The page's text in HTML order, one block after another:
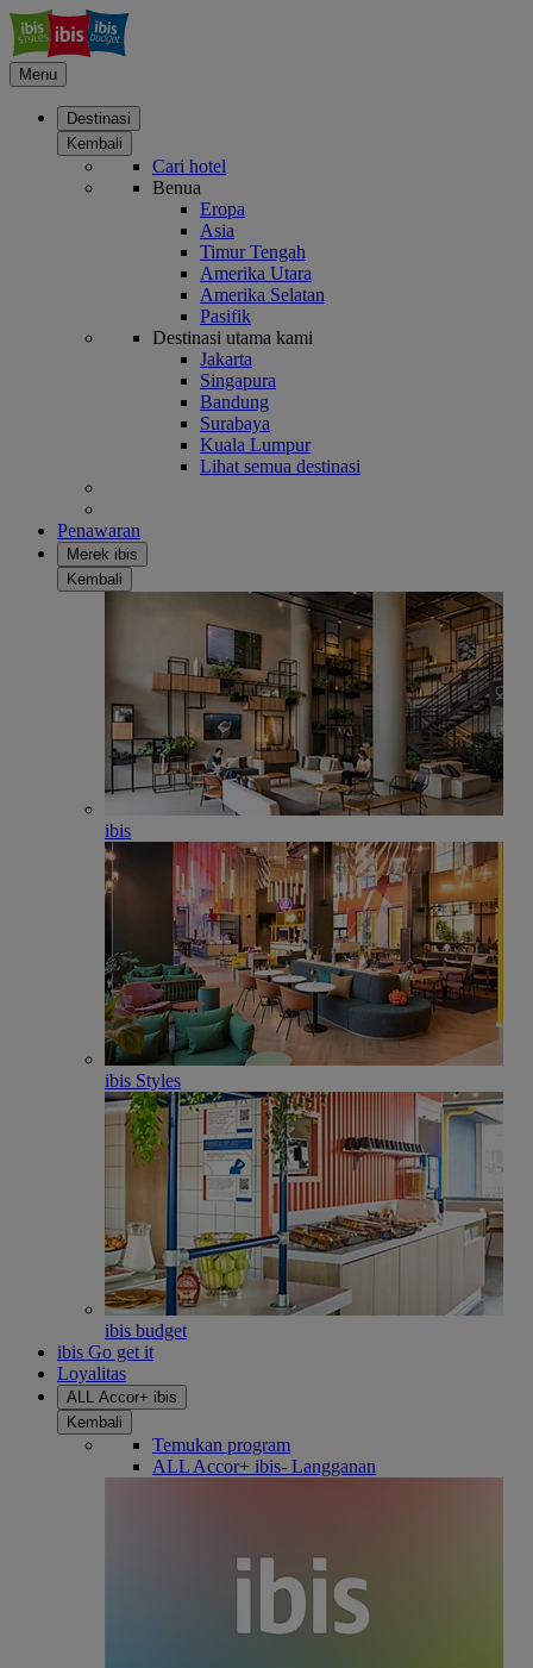
Menu
Destinasi
Kembali
Cari hotel
Benua
Eropa
Asia
Timur Tengah
Amerika Utara
Amerika Selatan
Pasifik
Destinasi utama kami
Jakarta
Singapura
Bandung
Surabaya
Kuala Lumpur
Lihat semua destinasi
Penawaran
Merek ibis
Kembali
ibis
ibis Styles
ibis budget
ibis Go get it
Loyalitas
ALL Accor+ ibis
Kembali
Temukan program
ALL Accor+ ibis- Langganan